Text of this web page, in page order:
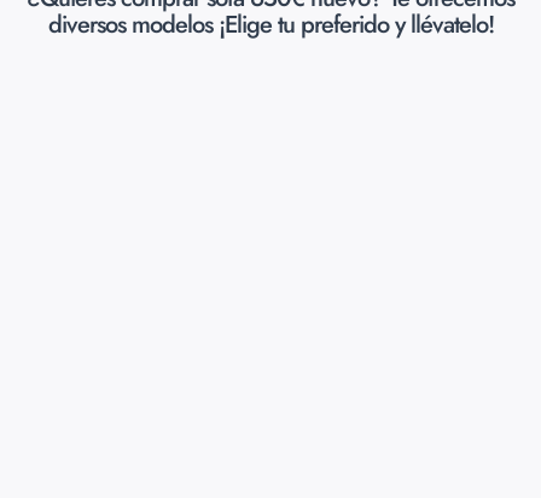
diversos modelos ¡Elige tu preferido y llévatelo!